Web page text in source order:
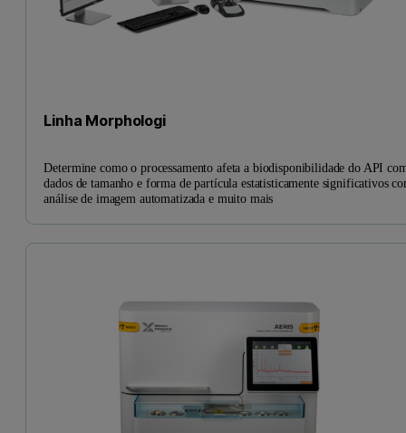
Linha Morphologi
Determine como o processamento afeta a biodisponibilidade do API
dados de tamanho e forma de partícula estatisticamente significativos
análise de imagem automatizada e muito mais